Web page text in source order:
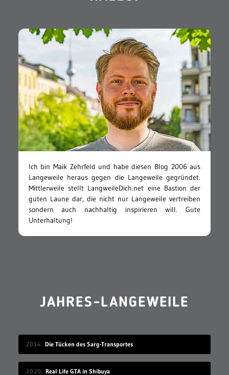
Ich bin Maik Zehrfeld und habe diesen Blog 2006 aus
Langeweile heraus gegen die Langeweile gegründet.
Mittlerweile stellt LangweileDich.net eine Bastion der
guten Laune dar, die nicht nur Langeweile vertreiben
sondern auch nachhaltig inspirieren will. Gute
Unterhaltung!
JAHRES-LANGEWEILE
2014 Die Tücken des Sarg-Transportes
2020 Real Life GTA in Shibuya